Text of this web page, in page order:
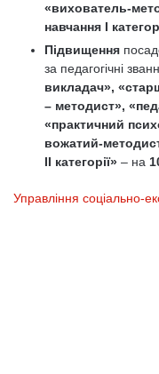
«вихователь-
навчання I
Підвищення
за педагогічні
викладач»,
– методист»,
«практичний
вожатий-
II категорії» – на
Управління соціально-